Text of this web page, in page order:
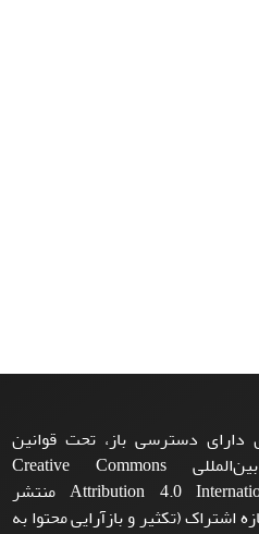
دسترسی باز، تحت قوانین
گواهینامه بین‌المللی Creative Commons
Attribution 4.0 International License منتشر
اشتراک (تکثیر و بازآرایی محتوا به